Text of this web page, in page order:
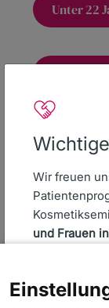
Wir freuen
und Frauen
Unter 22
Spendenkonto
IBANDE16 6407
BIC DEUTDESS640
Deutsche Bank AG
Über uns
Seminare
Ehrenamtsbereich